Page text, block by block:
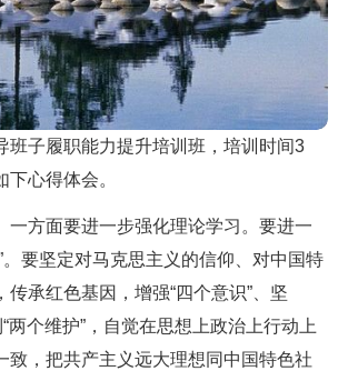
班子履职能力提升培训班，培训时间3
心得体会。
一方面要进一步强化理论学习。 要进一
。要坚定对马克思主义的信仰、对中国特
承红色基因，增强“四个意识”、坚
两个维护”，自觉在思想上政治上行动上
致，把共产主义远大理想同中国特色社